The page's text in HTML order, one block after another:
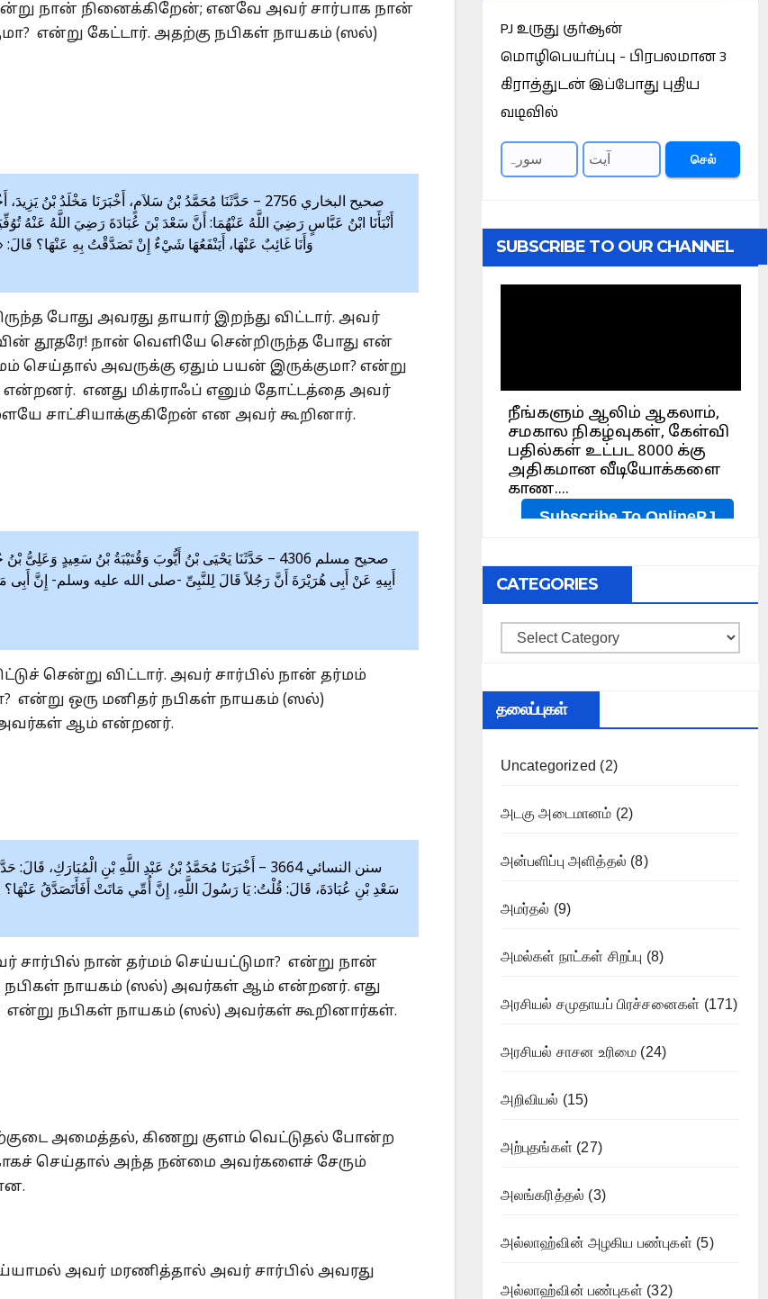
நான் நினைக்கிறேன்; எனவே அவர் சார்பாக நான்
என்று கேட்டார். அதற்கு நபிகள் நாயகம் (ஸல்)
صحيح البخاري 2756 – حَدَّثَنَا مُحَمَّدُ بْنُ سَلاَمٍ، أَخْبَرَنَا
أَنْبَأَنَا ابْنُ عَبَّاسٍ رَضِيَ اللَّهُ عَنْهُمَا: أَنَّ سَعْدَ بْنَ عُبَادَةَ رَضِيَ اللَّهُ عَنْهُ
وَأَنَا غَائِبٌ عَنْهَا، أَيَنْفَعُهَا شَيْءٌ إِنْ تَصَدَّقْتُ بِهِ عَنْهَا؟
போது அவரது தாயார் இறந்து விட்டார். அவர்
தூதரே! நான் வெளியே சென்றிருந்த போது என்
செய்தால் அவருக்கு ஏதும் பயன் இருக்குமா? என்று
எனது மிக்ராஃப் எனும் தோட்டத்தை அவர்
சாட்சியாக்குகிறேன் என அவர் கூறினார்.
صحيح مسلم 4306 – حَدَّثَنَا يَحْيَى بْنُ أَيُّوبَ وَقُتَيْبَةُ بْنُ
أَبِيهِ عَنْ أَبِى هُرَيْرَةَ أَنَّ رَجُلاً قَالَ لِلنَّبِىِّ -صلى الله عليه وسلم- إِنَّ
சென்று விட்டார். அவர் சார்பில் நான் தர்மம்
என்று ஒரு மனிதர் நபிகள் நாயகம் (ஸல்)
அவர்கள் ஆம் என்றனர்.
سنن النسائي 3664 – أَخْبَرَنَا مُحَمَّدُ بْنُ عَبْدِ اللَّهِ بْنِ
سَعْدِ بْنِ عُبَادَةَ، قَالَ: قُلْتُ: يَا رَسُولَ اللَّهِ، إِنَّ أُمِّي مَاتَتْ أَفَأَتَصَدَّقُ
சார்பில் நான் தர்மம் செய்யட்டுமா? என்று நான்
நபிகள் நாயகம் (ஸல்) அவர்கள் ஆம் என்றனர். எது
நபிகள் நாயகம் (ஸல்) அவர்கள் கூறினார்கள்.
அமைத்தல், கிணறு குளம் வெட்டுதல் போன்ற
செய்தால் அந்த நன்மை அவர்களைச் சேரும்
அவர் மரணித்தால் அவர் சார்பில் அவரது
PJ உருது குர்ஆன்
மொழிபெயர்ப்பு - பிரபலமான 3
கிராத்துடன் இப்போது புதிய
வடிவில்
செல்
SUBSCRIBE TO OUR CHANNEL
CATEGORIES
Categories
தலைப்புகள்
Uncategorized (2)
அடகு அடைமானம் (2)
அன்பளிப்பு அளித்தல் (8)
அமர்தல் (9)
அமல்கள் நாட்கள் சிறப்பு (8)
அரசியல் சமுதாயப் பிரச்சனைகள் (171)
அரசியல் சாசன உரிமை (24)
அறிவியல் (15)
அற்புதங்கள் (27)
அலங்கரித்தல் (3)
அல்லாஹ்வின் அழகிய பண்புகள் (5)
அல்லாஹ்வின் பண்புகள் (32)